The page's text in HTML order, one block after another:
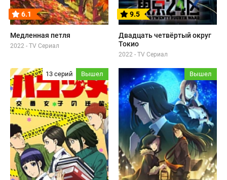
6.1
Медленная петля
2022 - TV Сериал
9.5
Двадцать четвёртый округ
Токио
2022 - TV Сериал
13 серий Вышел Вышел